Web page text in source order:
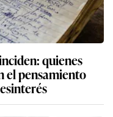
quienes
el pensamiento